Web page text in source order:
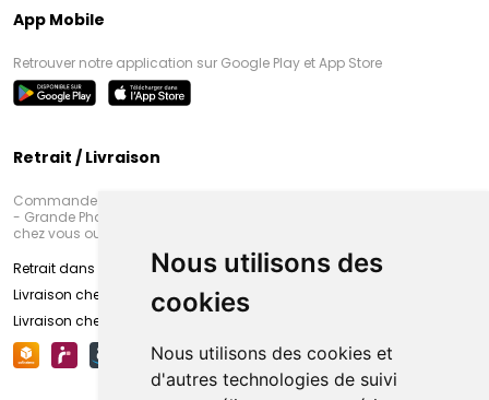
Nous utilisons des
cookies
Nous utilisons des cookies et
d'autres technologies de suivi
App Mobile
Retrouver notre application sur Google Play et App Store
Retrait / Livraison
Commandez en ligne et venez chercher votre commande à Amiens
- Grande Pharmacie d’Amiens (Fachon) ou recevez-là rapidement
chez vous ou en point retrait
Retrait dans la pharmacie d’Amiens
Livraison chez vous
Livraison chez votre commerçant